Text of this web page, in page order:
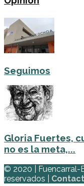
Seguimos
Gloria Fuertes,
no es la meta,...
© 2020 | Fuencarral-
reservados |